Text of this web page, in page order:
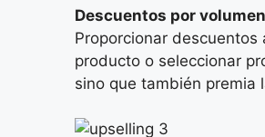
Descuentos por
Proporcionar
producto o seleccionar
sino que también premia